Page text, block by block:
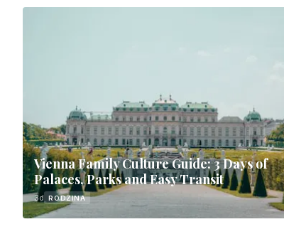
Vienna Family Culture Guide: 3 Days of
Palaces, Parks and Easy Transit
3d RODZINA